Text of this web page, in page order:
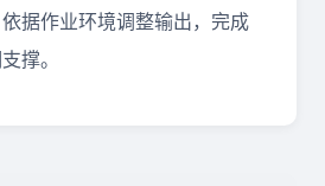
据作业环境调整输出，完成
撑。